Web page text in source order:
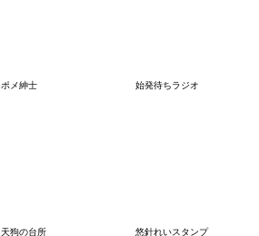
ポメ紳士 始発待ちラジオ
天狗の台所 悠針れいスタンプ